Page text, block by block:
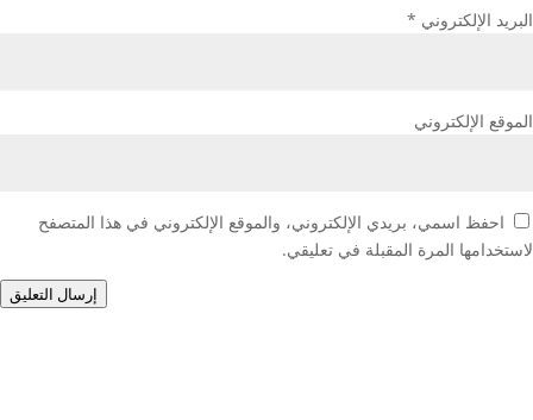
البريد الإلكتروني *
الموقع الإلكتروني
احفظ اسمي، بريدي الإلكتروني، والموقع الإلكتروني في هذا المتصفح
لاستخدامها المرة المقبلة في تعليقي.
إرسال التعليق